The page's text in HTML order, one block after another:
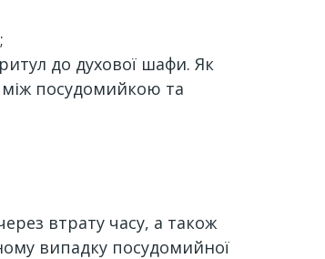
до духової шафи. Як
між посудомийкою та
втрату часу, а також
випадку посудомийної